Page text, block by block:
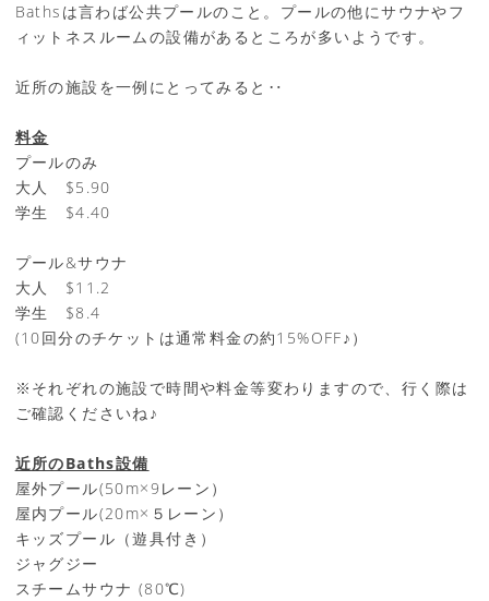
Bathsは言わば公共プールのこと。プールの他にサウナやフ
ィットネスルームの設備があるところが多いようです。
近所の施設を一例にとってみると‥
料金
プールのみ
大人 $5.90
学生 $4.40
プール&サウナ
大人 $11.2
学生 $8.4
(10回分のチケットは通常料金の約15%OFF♪）
※それぞれの施設で時間や料金等変わりますので、行く際は
ご確認くださいね♪
近所のBaths設備
屋外プール(50m×9レーン）
屋内プール(20m×５レーン）
キッズプール（遊具付き）
ジャグジー
スチームサウナ (80℃)